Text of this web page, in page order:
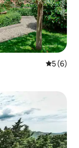
5 av 5 i
5 (6)